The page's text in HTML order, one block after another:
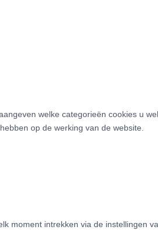
welke categorieën cookies u
op de werking van de website.
moment intrekken via de instellingen